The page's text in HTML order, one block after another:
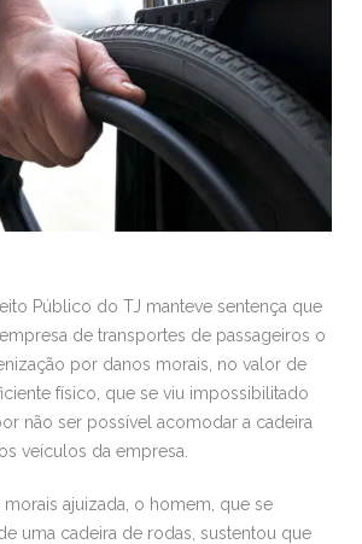
Público do TJ manteve sentença que
de transportes de passageiros o
por danos morais, no valor de
físico, que se viu impossibilitado
não ser possível acomodar a cadeira
veículos da empresa.
ajuizada, o homem, que se
uma cadeira de rodas, sustentou que